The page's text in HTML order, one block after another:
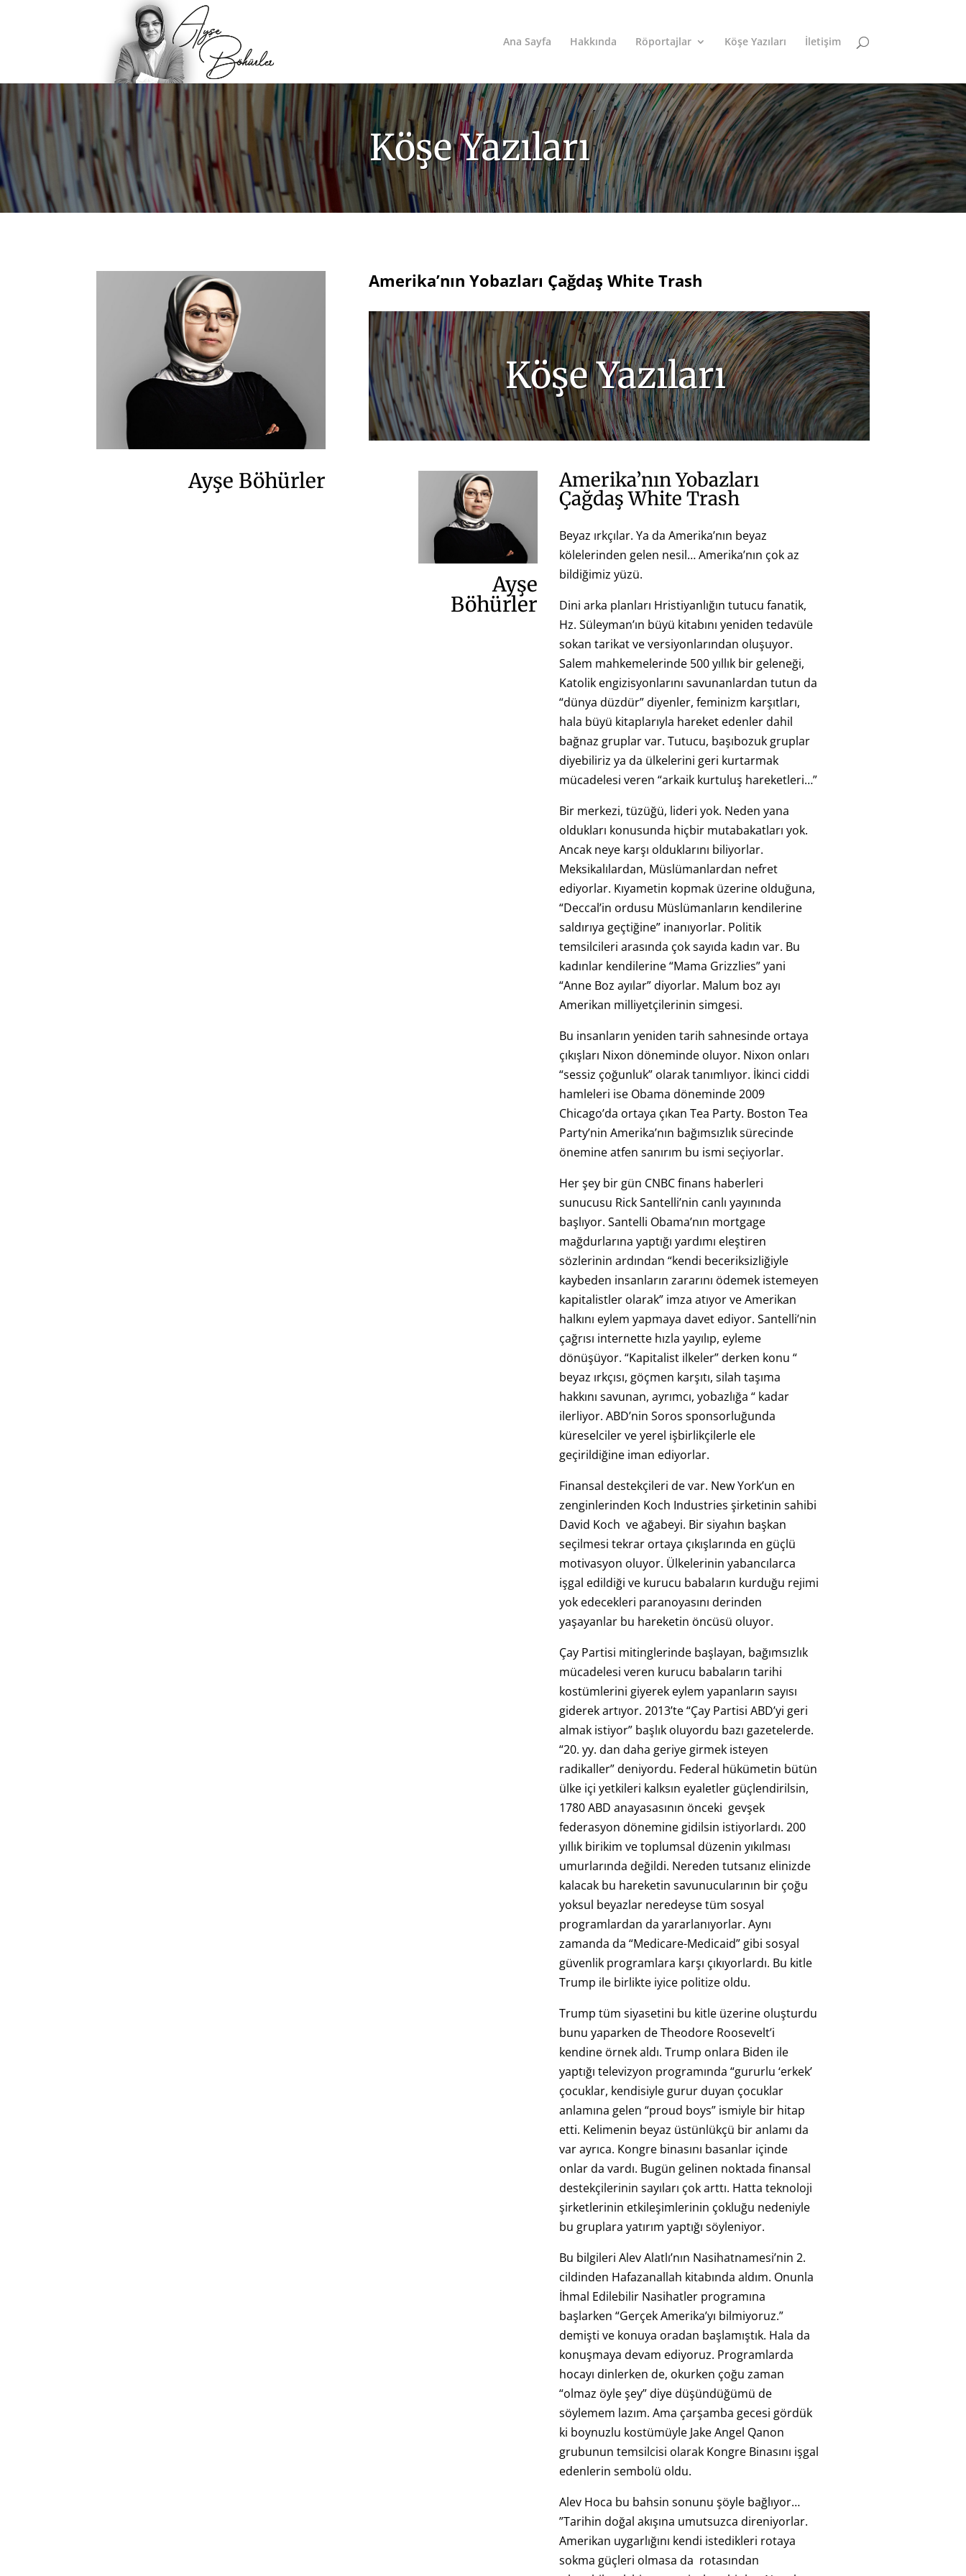
Ana Sayfa Hakkında Röportajlar Köşe Yazıları İletişim
Köşe Yazıları
Ayşe Böhürler
Amerika’nın Yobazları Çağdaş White Trash
Köşe Yazıları
Ayşe
Böhürler
Amerika’nın Yobazları
Çağdaş White Trash
Beyaz ırkçılar. Ya da Amerika’nın beyaz
kölelerinden gelen nesil… Amerika’nın çok az
bildiğimiz yüzü.
Dini arka planları Hristiyanlığın tutucu fanatik,
Hz. Süleyman’ın büyü kitabını yeniden tedavüle
sokan tarikat ve versiyonlarından oluşuyor.
Salem mahkemelerinde 500 yıllık bir geleneği,
Katolik engizisyonlarını savunanlardan tutun da
“dünya düzdür” diyenler, feminizm karşıtları,
hala büyü kitaplarıyla hareket edenler dahil
bağnaz gruplar var. Tutucu, başıbozuk gruplar
diyebiliriz ya da ülkelerini geri kurtarmak
mücadelesi veren “arkaik kurtuluş hareketleri…”
Bir merkezi, tüzüğü, lideri yok. Neden yana
oldukları konusunda hiçbir mutabakatları yok.
Ancak neye karşı olduklarını biliyorlar.
Meksikalılardan, Müslümanlardan nefret
ediyorlar. Kıyametin kopmak üzerine olduğuna,
“Deccal’in ordusu Müslümanların kendilerine
saldırıya geçtiğine” inanıyorlar. Politik
temsilcileri arasında çok sayıda kadın var. Bu
kadınlar kendilerine “Mama Grizzlies” yani
“Anne Boz ayılar” diyorlar. Malum boz ayı
Amerikan milliyetçilerinin simgesi.
Bu insanların yeniden tarih sahnesinde ortaya
çıkışları Nixon döneminde oluyor. Nixon onları
“sessiz çoğunluk” olarak tanımlıyor. İkinci ciddi
hamleleri ise Obama döneminde 2009
Chicago’da ortaya çıkan Tea Party. Boston Tea
Party’nin Amerika’nın bağımsızlık sürecinde
önemine atfen sanırım bu ismi seçiyorlar.
Her şey bir gün CNBC finans haberleri
sunucusu Rick Santelli’nin canlı yayınında
başlıyor. Santelli Obama’nın mortgage
mağdurlarına yaptığı yardımı eleştiren
sözlerinin ardından “kendi beceriksizliğiyle
kaybeden insanların zararını ödemek istemeyen
kapitalistler olarak” imza atıyor ve Amerikan
halkını eylem yapmaya davet ediyor. Santelli’nin
çağrısı internette hızla yayılıp, eyleme
dönüşüyor. “Kapitalist ilkeler” derken konu “
beyaz ırkçısı, göçmen karşıtı, silah taşıma
hakkını savunan, ayrımcı, yobazlığa “ kadar
ilerliyor. ABD’nin Soros sponsorluğunda
küreselciler ve yerel işbirlikçilerle ele
geçirildiğine iman ediyorlar.
Finansal destekçileri de var. New York’un en
zenginlerinden Koch Industries şirketinin sahibi
David Koch ve ağabeyi. Bir siyahın başkan
seçilmesi tekrar ortaya çıkışlarında en güçlü
motivasyon oluyor. Ülkelerinin yabancılarca
işgal edildiği ve kurucu babaların kurduğu rejimi
yok edecekleri paranoyasını derinden
yaşayanlar bu hareketin öncüsü oluyor.
Çay Partisi mitinglerinde başlayan, bağımsızlık
mücadelesi veren kurucu babaların tarihi
kostümlerini giyerek eylem yapanların sayısı
giderek artıyor. 2013’te “Çay Partisi ABD’yi geri
almak istiyor” başlık oluyordu bazı gazetelerde.
“20. yy. dan daha geriye girmek isteyen
radikaller” deniyordu. Federal hükümetin bütün
ülke içi yetkileri kalksın eyaletler güçlendirilsin,
1780 ABD anayasasının önceki gevşek
federasyon dönemine gidilsin istiyorlardı. 200
yıllık birikim ve toplumsal düzenin yıkılması
umurlarında değildi. Nereden tutsanız elinizde
kalacak bu hareketin savunucularının bir çoğu
yoksul beyazlar neredeyse tüm sosyal
programlardan da yararlanıyorlar. Aynı
zamanda da “Medicare-Medicaid” gibi sosyal
güvenlik programlara karşı çıkıyorlardı. Bu kitle
Trump ile birlikte iyice politize oldu.
Trump tüm siyasetini bu kitle üzerine oluşturdu
bunu yaparken de Theodore Roosevelt’i
kendine örnek aldı. Trump onlara Biden ile
yaptığı televizyon programında “gururlu ‘erkek’
çocuklar, kendisiyle gurur duyan çocuklar
anlamına gelen “proud boys” ismiyle bir hitap
etti. Kelimenin beyaz üstünlükçü bir anlamı da
var ayrıca. Kongre binasını basanlar içinde
onlar da vardı. Bugün gelinen noktada finansal
destekçilerinin sayıları çok arttı. Hatta teknoloji
şirketlerinin etkileşimlerinin çokluğu nedeniyle
bu gruplara yatırım yaptığı söyleniyor.
Bu bilgileri Alev Alatlı’nın Nasihatnamesi’nin 2.
cildinden Hafazanallah kitabında aldım. Onunla
İhmal Edilebilir Nasihatler programına
başlarken “Gerçek Amerika’yı bilmiyoruz.”
demişti ve konuya oradan başlamıştık. Hala da
konuşmaya devam ediyoruz. Programlarda
hocayı dinlerken de, okurken çoğu zaman
“olmaz öyle şey” diye düşündüğümü de
söylemem lazım. Ama çarşamba gecesi gördük
ki boynuzlu kostümüyle Jake Angel Qanon
grubunun temsilcisi olarak Kongre Binasını işgal
edenlerin sembolü oldu.
Alev Hoca bu bahsin sonunu şöyle bağlıyor…
”Tarihin doğal akışına umutsuzca direniyorlar.
Amerikan uygarlığını kendi istedikleri rotaya
sokma güçleri olmasa da rotasından